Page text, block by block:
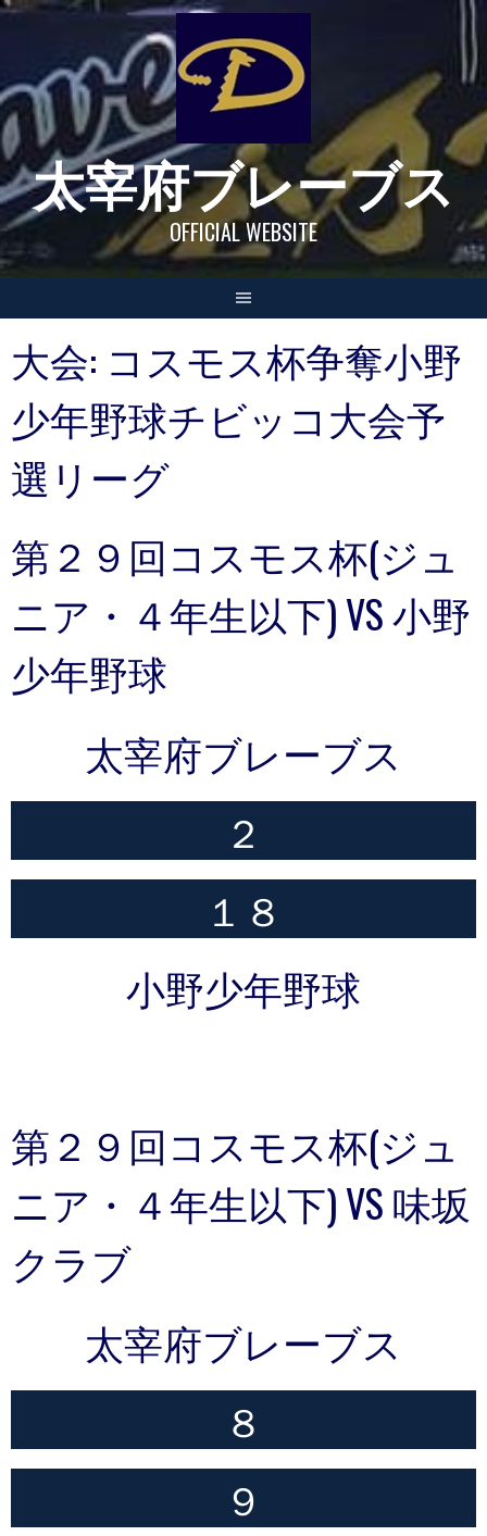
Skip
content
太宰府ブレーブス
OFFICIAL WEBSITE
大会: コスモス杯争奪小野
少年野球チビッコ大会予
選リーグ
第２９回コスモス杯(ジュ
ニア・４年生以下) VS 小野
少年野球
太宰府ブレーブス
２
１８
小野少年野球
第２９回コスモス杯(ジュ
ニア・４年生以下) VS 味坂
クラブ
太宰府ブレーブス
８
９